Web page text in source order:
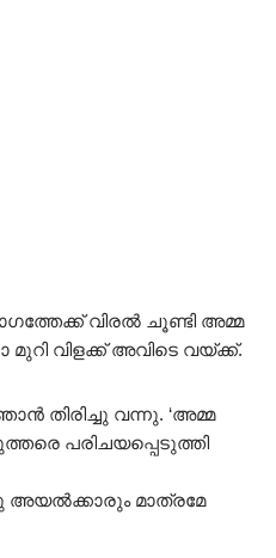
വിരൽ ചൂണ്ടി അമ്മ
വിളക്ക് അവിടെ വയ്ക്ക്.
തിരിച്ചു വന്നു. ‘അമ്മ
പരിചയപ്പെടുത്തി
മാത്രമേ